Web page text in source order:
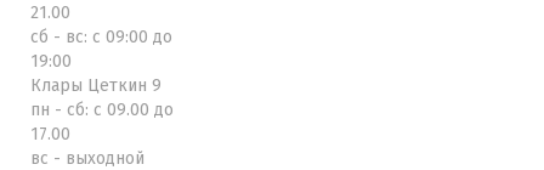
21.00
сб - вс: с 09:00 до
19:00
Клары Цеткин 9
пн - сб: с 09.00 до
17.00
вс - выходной